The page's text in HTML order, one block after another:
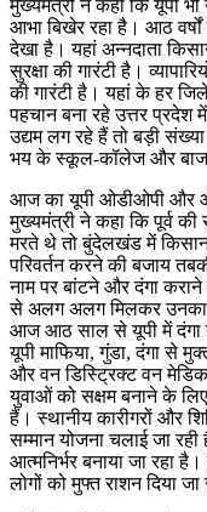
मुख्यमंत्री ने कहा कि यूपी
आभा बिखेर रहा है। आठ
देखा है। यहां अन्नदाता
सुरक्षा की गारंटी है।
की गारंटी है। यहां के हर
पहचान बना रहे उत्तर प्रदेश
उद्यम लग रहे हैं तो बड़ी
भय के स्कूल-कॉलेज और
आज का यूपी ओडीओपी और
मुख्यमंत्री ने कहा कि पूर्व की
मरते थे तो बुंदेलखंड में किसान
परिवर्तन करने की बजाय
नाम पर बांटने और दंगा कराने
से अलग अलग मिलकर उनका
आज आठ साल से यूपी में दंगा
यूपी माफिया, गुंडा, दंगा से
और वन डिस्ट्रिक्ट वन
युवाओं को सक्षम बनाने के
हैं। स्थानीय कारीगरों और
सम्मान योजना चलाई जा
आत्मनिर्भर बनाया जा रहा
लोगों को मुफ्त राशन दिया जा